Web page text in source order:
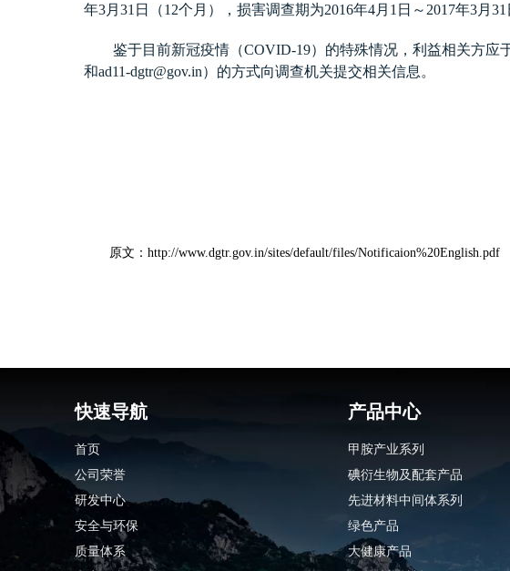
年3月 31 日（12个月），损害调查期为2016年4月 1 日～ 2017年3月 31
鉴于目前新冠疫情（COVID-19）的特殊情况，利益相关方应
和ad11-dgtr@gov.in）的方式向调查机关提交相关信息。
原文： http://www.dgtr.gov.in/sites/default/files/Notificaion%20English.pdf
快速导航
首页
公司荣誉
研发中心
安全与环保
质量体系
产品中心
甲胺产业系列
碘衍生物及配套产品
先进材料中间体系列
绿色产品
大健康产品